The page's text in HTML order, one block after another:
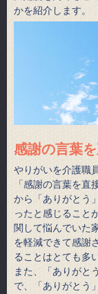
かを紹介します。
感謝の言葉
やりがいを介護職
「感謝の言葉を
から「ありがとう
ったと感じること
関して悩んでいた
を軽減できて感謝
ることはとても多
また、「ありがと
で、「ありがとう